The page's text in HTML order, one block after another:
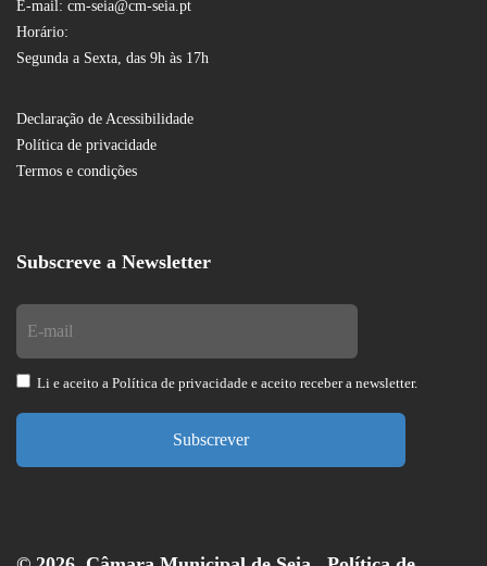
E-mail: cm-seia@cm-seia.pt
Horário:
Segunda a Sexta, das 9h às 17h
Declaração de Acessibilidade
Política de privacidade
Termos e condições
Subscreve a Newsletter
Li e aceito a Política de privacidade e aceito receber a newsletter.
Subscrever